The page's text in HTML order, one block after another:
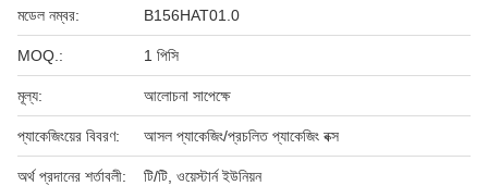
মডেল নম্বর: B156HAT01.0
MOQ.: 1 পিসি
মূল্য: আলোচনা সাপেক্ষে
প্যাকেজিংয়ের বিবরণ: আসল প্যাকেজিং/প্রচলিত প্যাকেজিং বক্স
অর্থ প্রদানের শর্তাবলী: টি/টি, ওয়েস্টার্ন ইউনিয়ন